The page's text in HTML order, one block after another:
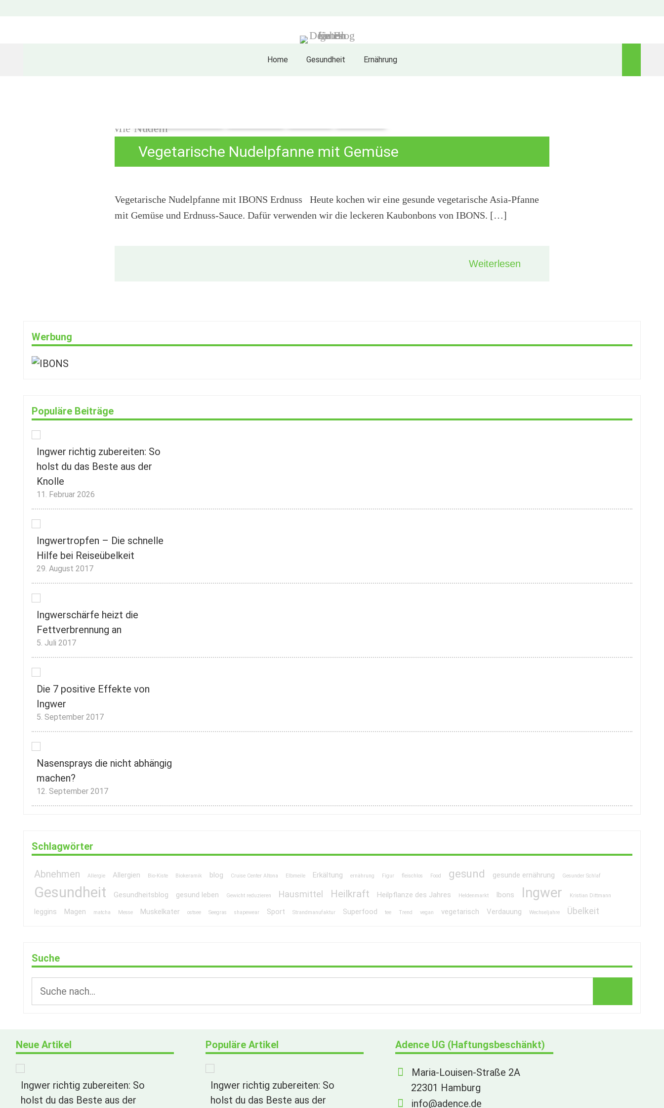
Home Gesundheit Ernährung
Vegetarische Nudelpfanne mit Gemüse
Vegetarische Nudelpfanne mit IBONS Erdnuss Heute kochen wir eine gesunde vegetarische Asia-Pfanne
mit Gemüse und Erdnuss-Sauce. Dafür verwenden wir die leckeren Kaubonbons von IBONS. […]
Weiterlesen
Werbung
Populäre Beiträge
Ingwer richtig zubereiten: So
holst du das Beste aus der
Knolle
11. Februar 2026
Ingwertropfen – Die schnelle
Hilfe bei Reiseübelkeit
29. August 2017
Ingwerschärfe heizt die
Fettverbrennung an
5. Juli 2017
Die 7 positive Effekte von
Ingwer
5. September 2017
Nasensprays die nicht abhängig
machen?
12. September 2017
Schlagwörter
Abnehmen Allergie Allergien Bio-Kiste Biokeramik blog Cruise Center Altona Elbmeile Erkältung ernährung Figur fleischlos Food gesund gesunde ernährung Gesunder Schlaf
Gesundheit Gesundheitsblog gesund leben Gewicht reduzieren Hausmittel Heilkraft Heilpflanze des Jahres Heldenmarkt Ibons Ingwer Kristian Dittmann
leggins Magen matcha Messe Muskelkater ostsee Seegras shapewear Sport Strandmanufaktur Superfood tee Trend vegan vegetarisch Verdauung Wechseljahre Übelkeit
Suche
Neue Artikel
Ingwer richtig zubereiten: So
holst du das Beste aus der
Populäre Artikel
Ingwer richtig zubereiten: So
holst du das Beste aus der
Adence UG (Haftungsbeschänkt)
Maria-Louisen-Straße 2A
22301 Hamburg
info@adence.de